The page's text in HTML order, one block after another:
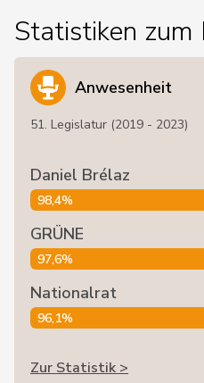
Statistiken
Anwesenheit
51. Legislatur (2019 - 2023)
Daniel Brélaz
98,4%
GRÜNE
97,6%
Nationalrat
96,1%
Zur Statistik >